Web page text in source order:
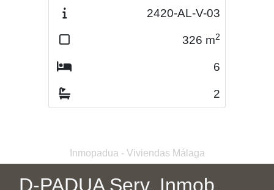
2420-AL-V-03
326 m2
6
2
Inmopadua - Viviendas Málaga
D-PADUA Serv. Inmob.